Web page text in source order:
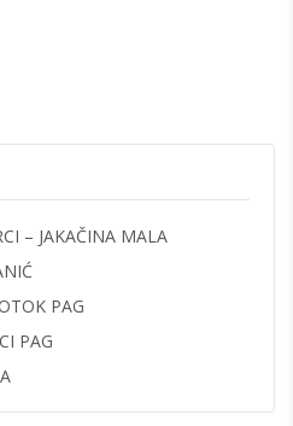
– JAKAČINA MALA
PAG
PAG